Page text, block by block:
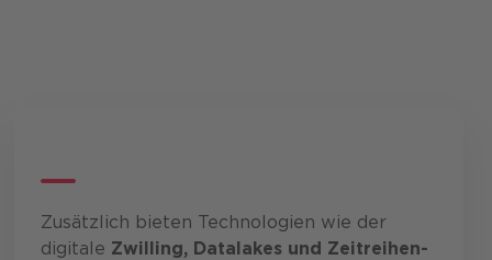
Zusätzlich bieten Technologien wie der
digitale Zwilling, Datalakes und Zeitreihen-